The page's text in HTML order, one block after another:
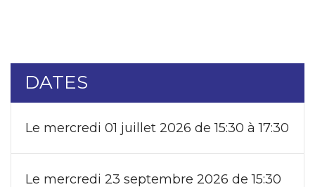
DATES
Le mercredi 01 juillet 2026 de 15:30 à 17:30
Le mercredi 23 septembre 2026 de 15:30